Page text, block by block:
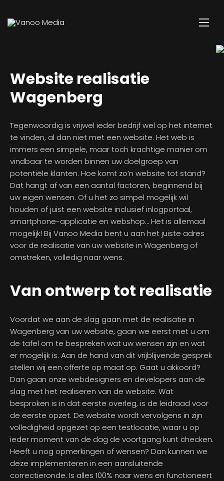
Website realisatie
Wagenberg
Tegenwoordig is vrijwel ieder bedrijf wel op het internet
te vinden, al dan niet met een website. Het web is
immers een simpele, maar toch krachtige manier om
vindbaar te worden binnen uw doelgroep van
potentiële klanten. Hoe komt zo’n website tot stand?
Dat hangt af van een aantal factoren, beginnend bij
uw eigen wensen. Of u het zo simpel mogelijk wil
houden of juist een website inclusief inlogportaal,
smartphone-applicatie en webshop… Het is allemaal
mogelijk! Bij Vanoo Media bent u aan het juiste adres
voor de realisatie van uw website in Wagenberg of
omstreken, volledig naar wens.
Van ontwerp tot realisatie
Voordat we aan de slag gaan met de realisatie in
Wagenberg van uw website, gaan we eerst met u om
de tafel om te bespreken wat uw wensen zijn en wat
er mogelijk is. Aan de hand van dit vrijblijvende gesprek
stellen wij een offerte op maat op. Gaat u akkoord?
Dan gaan onze webdesigners en developers aan de
slag met het realiseren van de website. Wat
besproken is in dat eerste overleg, is de leidraad voor
de eerste opzet. De website wordt vervolgens in zijn
volledigheid opgezet op een testlocatie, waar u op
ieder moment van de dag de voortgang kunt checken.
Heeft u nog opmerkingen of wensen? Dan kunnen we
deze implementeren in een aansluitende
correctieronde. Is alles 100% naar wens en functioneert